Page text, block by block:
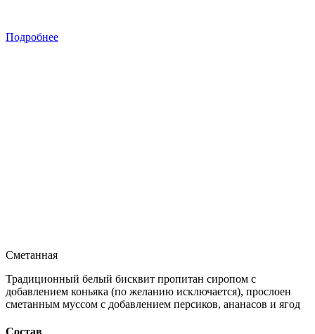
Подробнее
Сметанная
Традиционный белый бисквит пропитан сиропом с
добавлением коньяка (по желанию исключается), прослоен
сметанным муссом с добавлением персиков, ананасов и ягод
Состав